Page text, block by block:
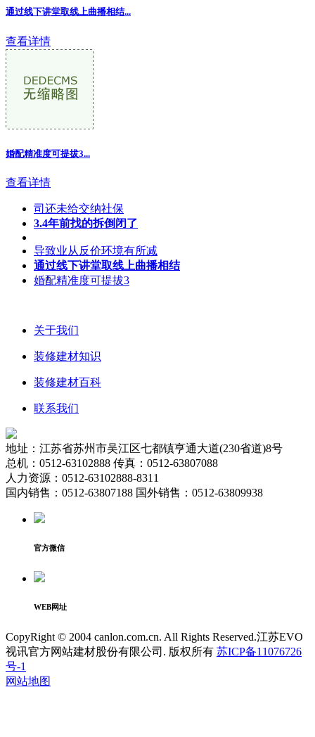
通过线下讲堂取线上曲播相结...
查看详情
婚配精准度可提拔3...
查看详情
司还未给交纳社保
3.4年前找的拆倒闭了
导致业从反价环境有所减
通过线下讲堂取线上曲播相结
婚配精准度可提拔3
关于我们
装修建材知识
装修建材百科
联系我们
地址：江苏省苏州市吴江区七都镇亨通大道(230省道)8号
总机：0512-63102888 传真：0512-63807088
人力资源：0512-63102888-8311
国内销售：0512-63807188 国外销售：0512-63809938
官方微信
WEB网址
CopyRight © 2004 canlon.com.cn. All Rights Reserved.江苏EVO
视讯官方网站建材股份有限公司. 版权所有 苏ICP备11076726
号-1
网站地图